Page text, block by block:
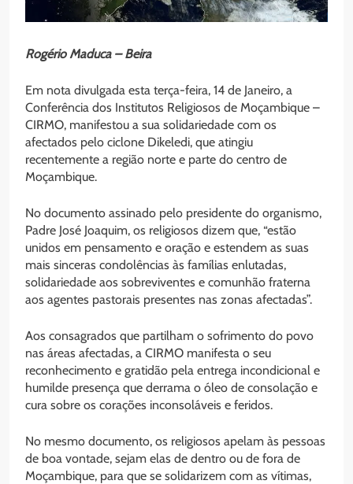
Rogério Maduca – Beira
Em nota divulgada esta terça-feira, 14 de Janeiro, a
Conferência dos Institutos Religiosos de Moçambique –
CIRMO, manifestou a sua solidariedade com os
afectados pelo ciclone Dikeledi, que atingiu
recentemente a região norte e parte do centro de
Moçambique.
No documento assinado pelo presidente do organismo,
Padre José Joaquim, os religiosos dizem que, “estão
unidos em pensamento e oração e estendem as suas
mais sinceras condolências às famílias enlutadas,
solidariedade aos sobreviventes e comunhão fraterna
aos agentes pastorais presentes nas zonas afectadas”.
Aos consagrados que partilham o sofrimento do povo
nas áreas afectadas, a CIRMO manifesta o seu
reconhecimento e gratidão pela entrega incondicional e
humilde presença que derrama o óleo de consolação e
cura sobre os corações inconsoláveis e feridos.
No mesmo documento, os religiosos apelam às pessoas
de boa vontade, sejam elas de dentro ou de fora de
Moçambique, para que se solidarizem com as vítimas,